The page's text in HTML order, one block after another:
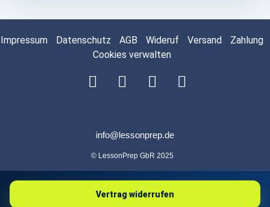
Impressum Datenschutz AGB Wideruf Versand
Zahlung
Cookies verwalten
info@lessonprep.de
© LessonPrep GbR 2025
Vertrag widerrufen